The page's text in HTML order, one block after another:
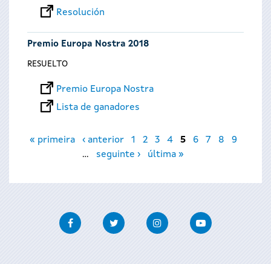
Resolución
Premio Europa Nostra 2018
RESUELTO
Premio Europa Nostra
Lista de ganadores
Páginas
« primeira ‹ anterior 1 2 3 4 5 6 7 8
9
…
seguinte › última »
FacebookTwitter InstagramYoutube